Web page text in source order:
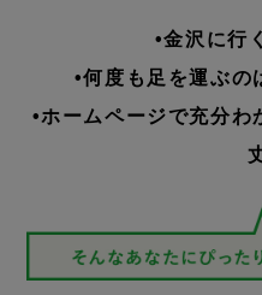
•金沢に行
•何度も足を運ぶの
•ホームページで充分わ